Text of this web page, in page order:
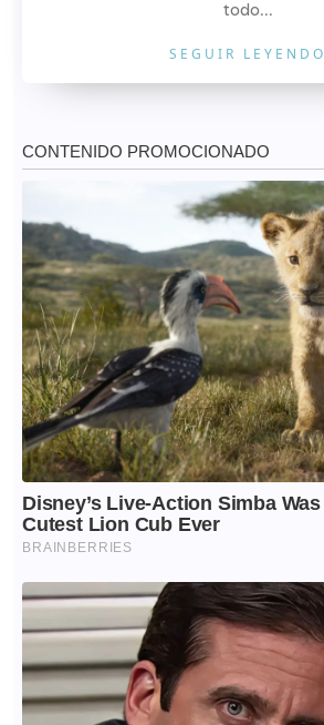
todo...
SEGUIR LEYENDO